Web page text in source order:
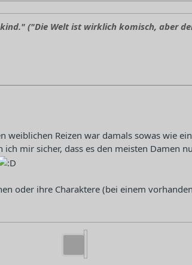
("Die Welt ist wirklich komisch, aber
Reizen war damals sowas wie
mir sicher, dass es den meisten Damen
oder ihre Charaktere (bei einem